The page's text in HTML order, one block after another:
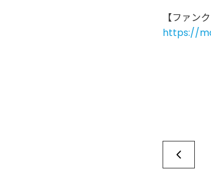
【ファン
https://